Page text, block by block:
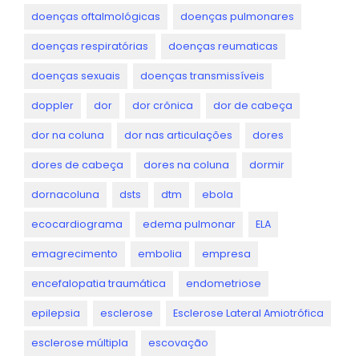
doenças oftalmológicas doenças pulmonares
doenças respiratórias doenças reumaticas
doenças sexuais doenças transmissíveis
doppler dor dor crônica dor de cabeça
dor na coluna dor nas articulações dores
dores de cabeça dores na coluna dormir
dornacoluna dsts dtm ebola
ecocardiograma edema pulmonar ELA
emagrecimento embolia empresa
encefalopatia traumática endometriose
epilepsia esclerose Esclerose Lateral Amiotrófica
esclerose múltipla escovação